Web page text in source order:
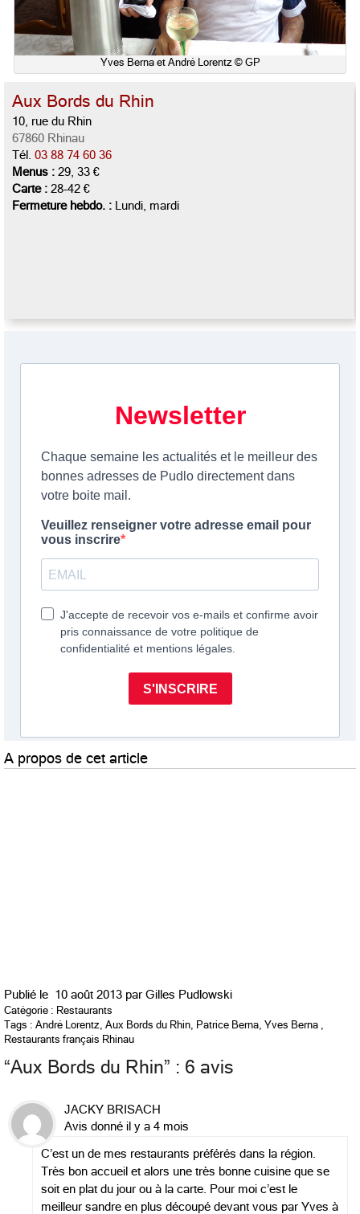
Yves Berna et André Lorentz © GP
Aux Bords du Rhin
10, rue du Rhin
67860 Rhinau
Tél. 03 88 74 60 36
Menus : 29, 33 €
Carte : 28-42 €
Fermeture hebdo. : Lundi, mardi
A propos de cet article
Publié le 10 août 2013 par Gilles Pudlowski
Catégorie : Restaurants
Tags : André Lorentz, Aux Bords du Rhin, Patrice Berna, Yves Berna ,
Restaurants français Rhinau
“Aux Bords du Rhin” : 6 avis
JACKY BRISACH
Avis donné il y a 4 mois
C’est un de mes restaurants préférés dans la région.
Très bon accueil et alors une très bonne cuisine que se
soit en plat du jour ou à la carte. Pour moi c’est le
meilleur sandre en plus découpé devant vous par Yves à